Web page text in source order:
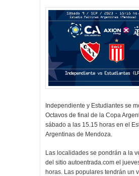
Independiente y Estudiantes se
Octavos de final de la Copa
sábado a las 15.15 horas en el
Argentinas de Mendoza.
Las localidades se pondrán a la
del sitio autoentrada.com el
horas. Las populares tendrán un